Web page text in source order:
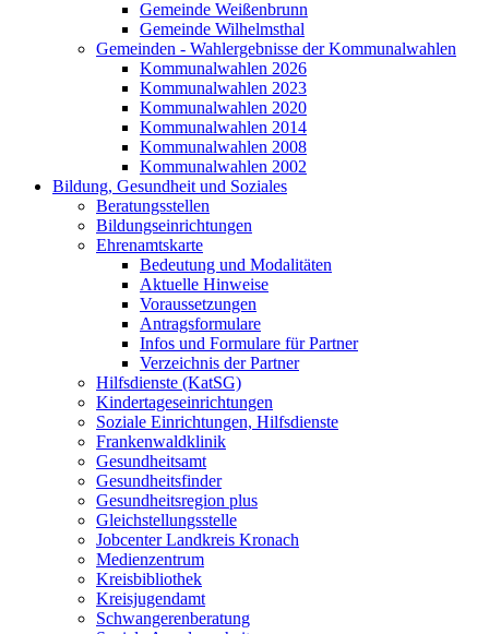
Gemeinde Weißenbrunn
Gemeinde Wilhelmsthal
Gemeinden - Wahlergebnisse der Kommunalwahlen
Kommunalwahlen 2026
Kommunalwahlen 2023
Kommunalwahlen 2020
Kommunalwahlen 2014
Kommunalwahlen 2008
Kommunalwahlen 2002
Bildung, Gesundheit und Soziales
Beratungsstellen
Bildungseinrichtungen
Ehrenamtskarte
Bedeutung und Modalitäten
Aktuelle Hinweise
Voraussetzungen
Antragsformulare
Infos und Formulare für Partner
Verzeichnis der Partner
Hilfsdienste (KatSG)
Kindertageseinrichtungen
Soziale Einrichtungen, Hilfsdienste
Frankenwaldklinik
Gesundheitsamt
Gesundheitsfinder
Gesundheitsregion plus
Gleichstellungsstelle
Jobcenter Landkreis Kronach
Medienzentrum
Kreisbibliothek
Kreisjugendamt
Schwangerenberatung